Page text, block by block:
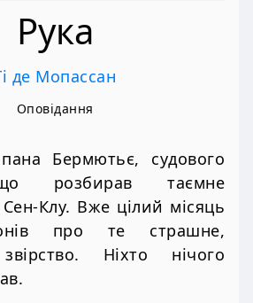
Рука
де Мопассан
Оповідання
Бермютьє, судового
розбирав таємне
Клу. Вже цілий місяць
про те страшне,
Ніхто нічого